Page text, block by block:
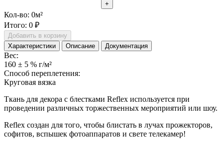
+
Кол-во: 0м²
Итого: 0 ₽
Добавить в корзину
Характеристики
Описание Документация
Вес:
160 ± 5 % г/м²
Способ переплетения:
Круговая вязка
Ткань для декора с блестками Reflex используется при
проведении различных торжественных мероприятий или шоу.
Reflex создан для того, чтобы блистать в лучах прожекторов,
софитов, вспышек фотоаппаратов и свете телекамер!